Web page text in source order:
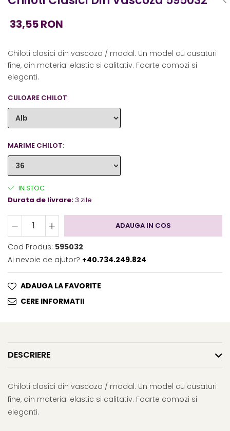
33,55 RON
Chiloti clasici din vascoza / modal. Un model cu cusaturi
fine, din material elastic si calitativ. Foarte comozi si
eleganti.
CULOARE CHILOT:
MARIME CHILOT:
IN STOC
Durata de livrare:3 zile
ADAUGA IN COS
Cod Produs: 595032
Ai nevoie de ajutor? +40.734.249.824
ADAUGA LA FAVORITE
CERE INFORMATII
DESCRIERE
Chiloti clasici din vascoza / modal. Un model cu cusaturi
fine, din material elastic si calitativ. Foarte comozi si
eleganti.